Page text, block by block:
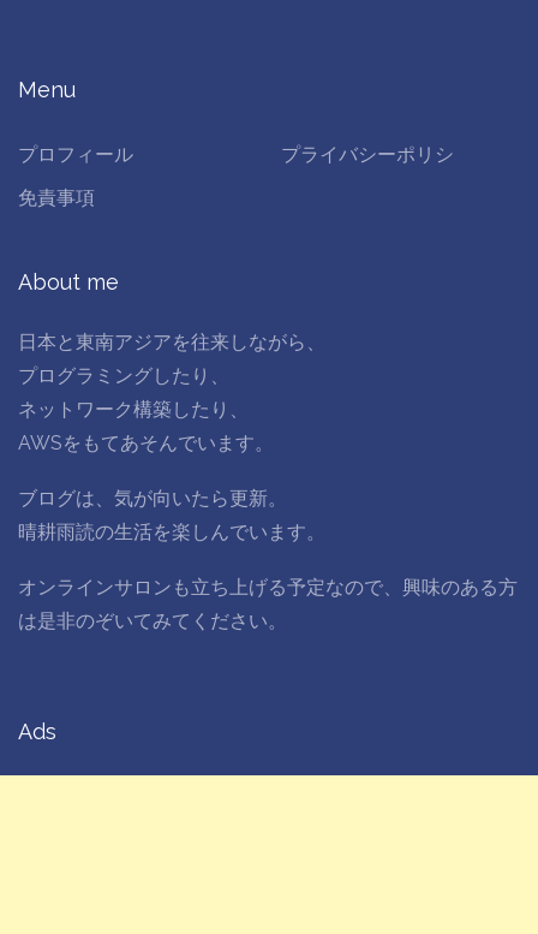
Menu
プロフィール
プライバシーポリシ
免責事項
About me
日本と東南アジアを往来しながら、
プログラミングしたり、
ネットワーク構築したり、
AWSをもてあそんでいます。
ブログは、気が向いたら更新。
晴耕雨読の生活を楽しんでいます。
オンラインサロンも立ち上げる予定なので、興味のある方
は是非のぞいてみてください。
Ads